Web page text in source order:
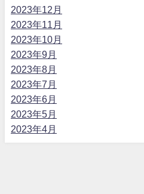
2023年12月
2023年11月
2023年10月
2023年9月
2023年8月
2023年7月
2023年6月
2023年5月
2023年4月